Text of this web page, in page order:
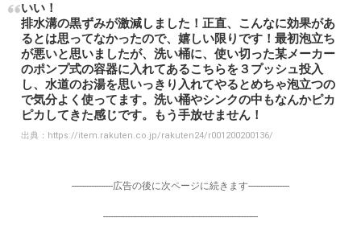
いい！
排水溝の黒ずみが激減しました！正直、こんなに効果があ
るとは思ってなかったので、嬉しい限りです！最初泡立ち
が悪いと思いましたが、洗い桶に、使い切った某メーカー
のポンプ式の容器に入れてあるこちらを３プッシュ投入
し、水道のお湯を思いっきり入れてやるとめちゃ泡立つの
で気分よく使ってます。洗い桶やシンクの中もなんかピカ
ピカしてきた感じです。もう手放せません！
出典： https://item.rakuten.co.jp/rakuten24/r001200200136/
-----------------広告の後に次ページに続きます-----------------
----------------------------------------------------------------